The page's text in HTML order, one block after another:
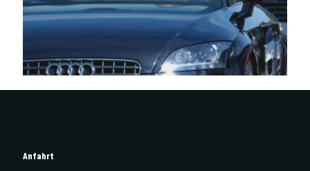
Anfahrt